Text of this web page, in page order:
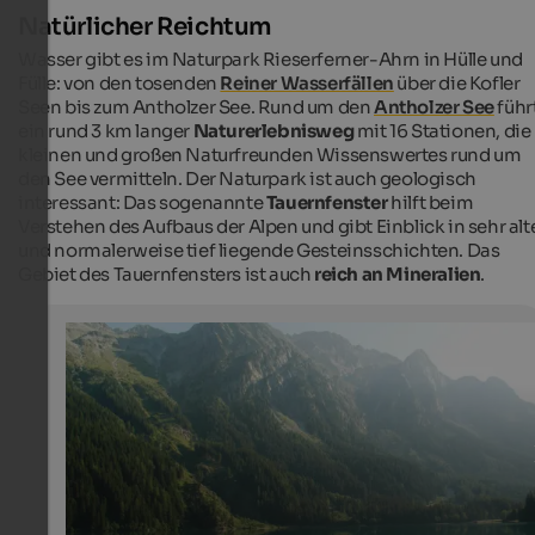
Antholzer See
Der Antholzer See ist im Sommer ein beliebtes
die Rundwanderung benötigt man ca. eine Stunde.
Internet Consulting
Natürlicher Reichtum
Wasser gibt es im Naturpark Rieserferner-Ahrn in Hülle und
Fülle: von den tosenden Reiner Wasserfällen über die Kofler
Seen bis zum Antholzer See. Rund um den Antholzer See
ein rund 3 km langer Naturerlebniswegmit 16 Stationen, die
kleinen und großen Naturfreunden Wissenswertes rund um
den See vermitteln. Der Naturpark ist auch geologisch
interessant: Das sogenannteTauernfensterhilft beim
Verstehen des Aufbaus der Alpen und gibt Einblick in sehr
und normalerweise tief liegende Gesteinsschichten. Das
Gebiet des Tauernfensters ist auch reich an Mineralien.